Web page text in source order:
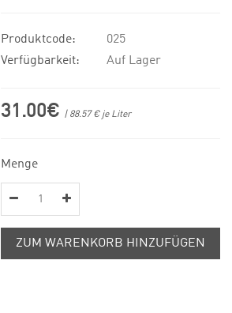
Produktcode:
025
Verfügbarkeit:
Auf Lager
31.00€ | 88.57 € je Liter
Menge
ZUM WARENKORB HINZUFÜGEN